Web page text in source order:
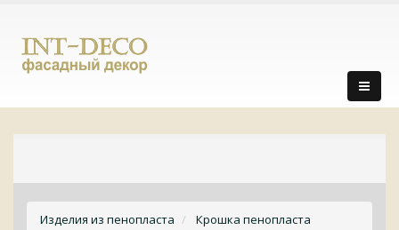
Изделия из пенопласта Крошка пенопласта